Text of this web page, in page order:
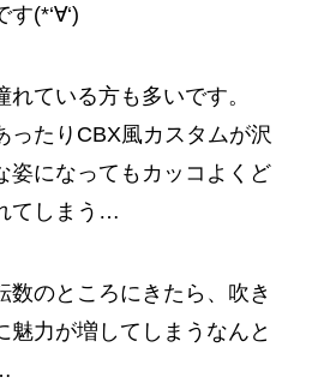
(*‘∀‘)
ている方も多いです。
ったりCBX風カスタムが沢
姿になってもカッコよくど
てしまう…
数のところにきたら、吹き
魅力が増してしまうなんと